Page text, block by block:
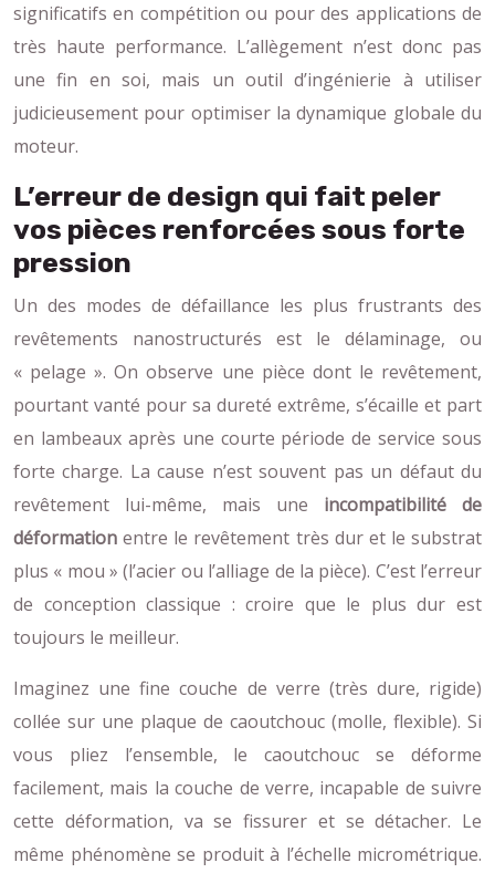
significatifs en compétition ou pour des applications de
très haute performance. L’allègement n’est donc pas
une fin en soi, mais un outil d’ingénierie à utiliser
judicieusement pour optimiser la dynamique globale du
moteur.
L’erreur de design qui fait peler
vos pièces renforcées sous forte
pression
Un des modes de défaillance les plus frustrants des
revêtements nanostructurés est le délaminage, ou
« pelage ». On observe une pièce dont le revêtement,
pourtant vanté pour sa dureté extrême, s’écaille et part
en lambeaux après une courte période de service sous
forte charge. La cause n’est souvent pas un défaut du
revêtement lui-même, mais une incompatibilité de
déformation entre le revêtement très dur et le substrat
plus « mou » (l’acier ou l’alliage de la pièce). C’est l’erreur
de conception classique : croire que le plus dur est
toujours le meilleur.
Imaginez une fine couche de verre (très dure, rigide)
collée sur une plaque de caoutchouc (molle, flexible). Si
vous pliez l’ensemble, le caoutchouc se déforme
facilement, mais la couche de verre, incapable de suivre
cette déformation, va se fissurer et se détacher. Le
même phénomène se produit à l’échelle micrométrique.